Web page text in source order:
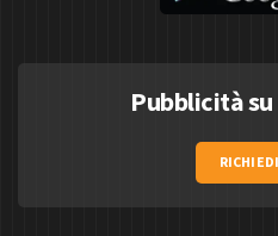
Pubblicità